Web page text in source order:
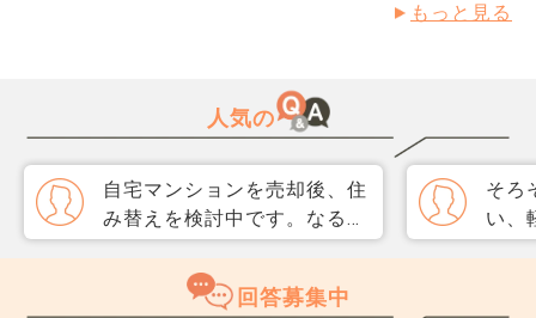
もっと見る
人気の
自宅マンションを売却後、住
み替えを検討中です。なるべ
く3か月以内に売却をしたい
のですが、一般媒介と専任媒
介で迷っています。 窓口は
そろ
い、
取り
回答募集中